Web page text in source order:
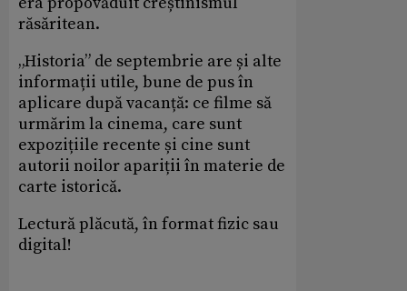
răsăritean.
„Historia” de septembrie are și alte
informații utile, bune de pus în
aplicare după vacanță: ce filme să
urmărim la cinema, care sunt
expozițiile recente și cine sunt
autorii noilor apariții în materie de
carte istorică.
Lectură plăcută, în format fizic sau
digital!